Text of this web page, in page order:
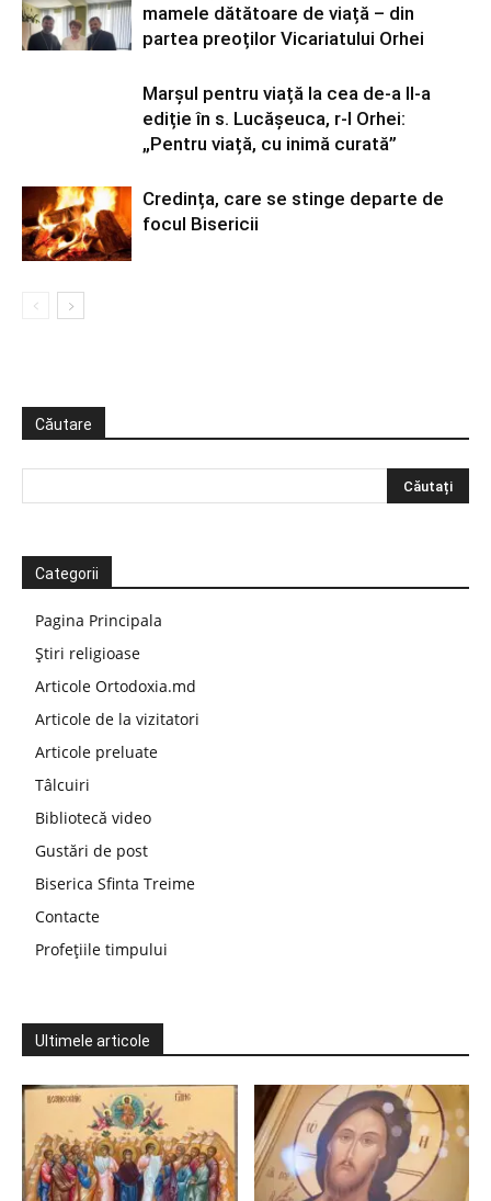
mamele dătătoare de viață – din
partea preoților Vicariatului Orhei
Marșul pentru viață la cea de-a II-a
ediție în s. Lucășeuca, r-l Orhei:
„Pentru viață, cu inimă curată”
Credința, care se stinge departe de
focul Bisericii
Căutare
Categorii
Pagina Principala
Știri religioase
Articole Ortodoxia.md
Articole de la vizitatori
Articole preluate
Tâlcuiri
Bibliotecă video
Gustări de post
Biserica Sfinta Treime
Contacte
Profețiile timpului
Ultimele articole